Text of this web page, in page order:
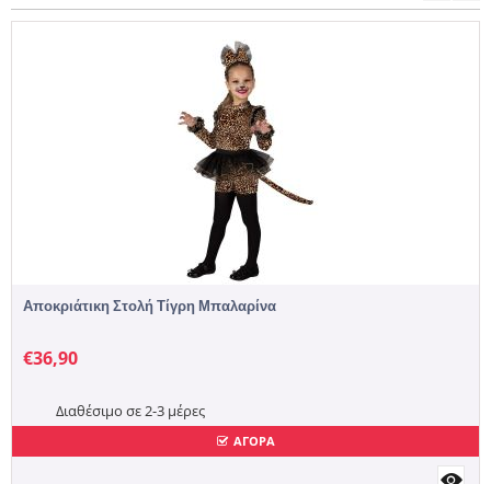
Αποκριάτικη Στολή Τίγρη Μπαλαρίνα
€36,90
Διαθέσιμο σε 2-3 μέρες
ΑΓΟΡΑ